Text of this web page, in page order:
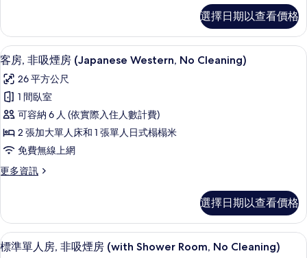
片
煙
房,
私
人
浴
室
(No
Cleaning)
的
相
片
雙
床
房,
吸
煙
房,
私
人
浴
室
(No
情
選擇日期以查看價格
顯
示
客
房,
非
吸
房
Western,
No
Cleaning)
9
客房, 非吸煙房 (Japanese Western, No Cleaning)
26 平方公尺
1 間臥室
可容納 6 人 (依實際入住人數計費)
2 張加大單人床和 1 張單人日式榻榻米
免費無線上網
更多資訊
更
非
吸
煙
選擇日期以查看價格
顯8
標準單人房, 非吸煙房 (with Shower Room, No Cleaning)